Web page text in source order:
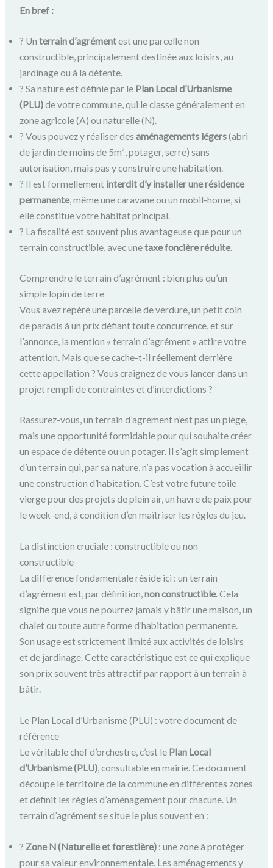
En bref :
? Unterrain d’agrémentest une parcelle non
constructible, principalement destinée aux loisirs, au
jardinage ou à la détente.
? Sa nature est définie par le Plan Local d’Urbanisme
(PLU)de votre commune, qui le classe généralement en
zone agricole (A) ou naturelle (N).
?️ Vous pouvez y réaliser desaménagements légers(abri
de jardin de moins de 5m², potager, serre) sans
autorisation, mais pas y construire une habitation.
? Il est formellement interdit d’y installer une résidence
permanente, même une caravane ou un mobil-home, si
elle constitue votre habitat principal.
? La fiscalité est souvent plus avantageuse que pour un
terrain constructible, avec unetaxe foncière réduite.
Comprendre le terrain d’agrément : bien plus qu’un
simple lopin de terre
Vous avez repéré une parcelle de verdure, un petit coin
de paradis à un prix défiant toute concurrence, et sur
l’annonce, la mention « terrain d’agrément » attire votre
attention. Mais que se cache-t-il réellement derrière
cette appellation ? Vous craignez de vous lancer dans un
projet rempli de contraintes et d’interdictions ?
Rassurez-vous, un terrain d’agrément n’est pas un piège,
mais une opportunité formidable pour qui souhaite créer
un espace de détente ou un potager. Il s’agit simplement
d’un terrain qui, par sa nature, n’a pas vocation à accueillir
une construction d’habitation. C’est votre future toile
vierge pour des projets de plein air, un havre de paix pour
le week-end, à condition d’en maîtriser les règles du jeu.
La distinction cruciale : constructible ou non
constructible
La différence fondamentale réside ici : un terrain
d’agrément est, par définition,non constructible. Cela
signifie que vous ne pourrez jamais y bâtir une maison, un
chalet ou toute autre forme d’habitation permanente.
Son usage est strictement limité aux activités de loisirs
et de jardinage. Cette caractéristique est ce qui explique
son prix souvent très attractif par rapport à un terrain à
bâtir.
Le Plan Local d’Urbanisme (PLU) : votre document de
référence
Le véritable chef d’orchestre, c’est le Plan Local
d’Urbanisme (PLU), consultable en mairie. Ce document
découpe le territoire de la commune en différentes zones
et définit les règles d’aménagement pour chacune. Un
terrain d’agrément se situe le plus souvent en :
? Zone N (Naturelle et forestière) : une zone à protéger
pour sa valeur environnementale. Les aménagements y